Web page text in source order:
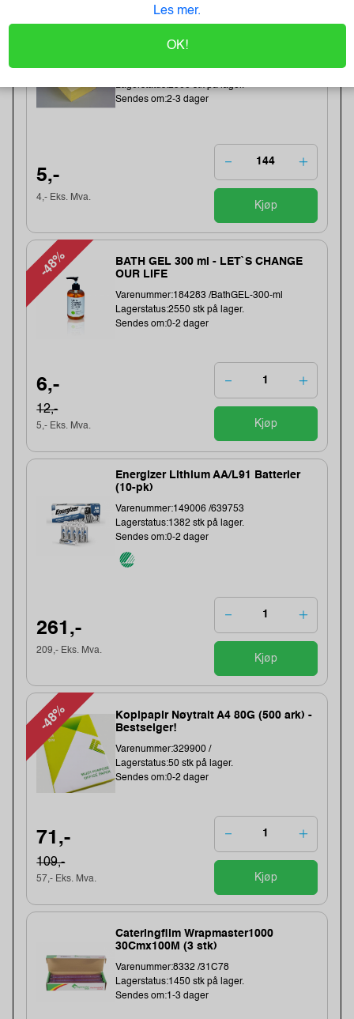
Tartan Klistrelapper 76x76 gul
Varenummer:225034 /7100296531
Lagerstatus:2568 stk på lager.
Sendes om:2-3 dager
5,-
4,- Eks. Mva.
Kjøp
-48%
BATH GEL 300 ml - LET`S CHANGE
OUR LIFE
Varenummer:184283 /BathGEL-300-ml
Lagerstatus:2550 stk på lager.
Sendes om:0-2 dager
6,-
12,-
5,- Eks. Mva. Kjøp
Energizer Lithium AA/L91 Batterier
(10-pk)
Varenummer:149006 /639753
Lagerstatus:1382 stk på lager.
Sendes om:0-2 dager
261,-
209,- Eks. Mva.
Kjøp
-48%
Kopipapir Nøytralt A4 80G (500 ark) -
Bestselger!
Varenummer:329900 /
Lagerstatus:50 stk på lager.
Sendes om:0-2 dager
71,-
109,-
57,- Eks. Mva. Kjøp
Cateringfilm Wrapmaster1000
30Cmx100M (3 stk)
Varenummer:8332 /31C78
Lagerstatus:1450 stk på lager.
Sendes om:1-3 dager
Les mer.
OK!